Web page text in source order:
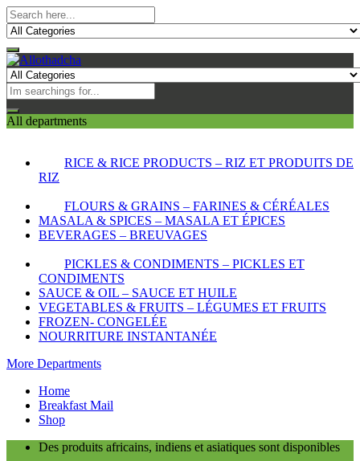
All departments
RICE & RICE PRODUCTS – RIZ ET PRODUITS DE
RIZ
FLOURS & GRAINS – FARINES & CÉRÉALES
MASALA & SPICES – MASALA ET ÉPICES
BEVERAGES – BREUVAGES
PICKLES & CONDIMENTS – PICKLES ET
CONDIMENTS
SAUCE & OIL – SAUCE ET HUILE
VEGETABLES & FRUITS – LÉGUMES ET FRUITS
FROZEN- CONGELÉE
NOURRITURE INSTANTANÉE
More Departments
Home
Breakfast Mail
Shop
Des produits africains, indiens et asiatiques sont disponibles